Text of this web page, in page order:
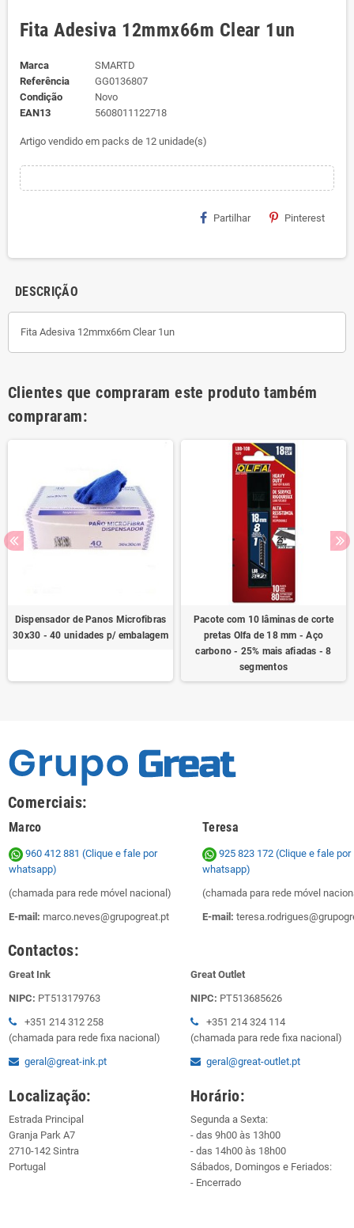
Fita Adesiva 12mmx66m Clear 1un
Marca
SMARTD
Referência
GG0136807
Condição
Novo
EAN13
5608011122718
Artigo vendido em packs de 12 unidade(s)
Partilhar Pinterest
DESCRIÇÃO
Fita Adesiva 12mmx66m Clear 1un
Clientes que compraram este produto também
compraram:
Dispensador de Panos Microfibras
30x30 - 40 unidades p/ embalagem
Pacote com 10 lâminas de corte
pretas Olfa de 18 mm - Aço
carbono - 25% mais afiadas - 8
segmentos
Comerciais:
Marco Teresa
960 412 881 (Clique e fale por
whatsapp)
(chamada para rede móvel nacional)
E-mail: marco.neves@grupogreat.pt
925 823 172 (Clique e fale por
whatsapp)
(chamada para rede móvel
E-mail:
Contactos:
Great Ink
NIPC: PT513179763
+351 214 312 258
(chamada para rede fixa nacional)
geral@great-ink.pt
Great Outlet
NIPC: PT513685626
+351 214 324 114
(chamada para rede fixa nacional)
geral@great-outlet.pt
Localização:
Estrada Principal
Granja Park A7
2710-142 Sintra
Portugal
Horário:
Segunda a Sexta:
- das 9h00 às 13h00
- das 14h00 às 18h00
Sábados, Domingos e Feriados:
- Encerrado